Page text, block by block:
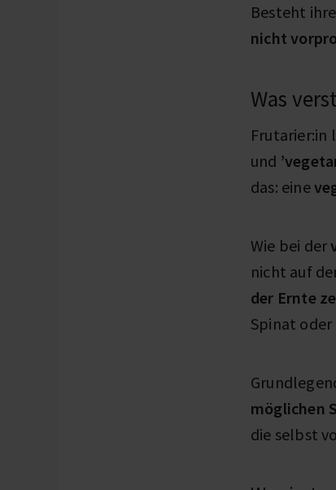
Besteht ihre
nicht
Was
Frutarier:in
und
das: eine
Wie bei der
nicht auf
der Ernte
Spinat
möglichen
die selbst